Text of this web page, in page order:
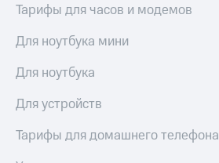
Тарифы для часов и модемов
Для ноутбука мини
Для ноутбука
Для устройств
Тарифы для домашнего телефона